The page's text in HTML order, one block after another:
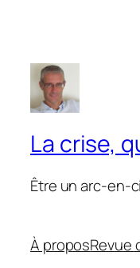
La crise,
Être un arc-en-
À proposRevue